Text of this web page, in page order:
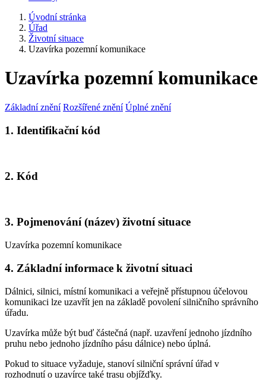
Úvodní stránka
Úřad
Životní situace
Uzavírka pozemní komunikace
Uzavírka pozemní komunikace
Základní znění Rozšířené znění Úplné znění
1. Identifikační kód
2. Kód
3. Pojmenování (název) životní situace
Uzavírka pozemní komunikace
4. Základní informace k životní situaci
Dálnici, silnici, místní komunikaci a veřejně přístupnou účelovou
komunikaci lze uzavřít jen na základě povolení silničního správního
úřadu.
Uzavírka může být buď částečná (např. uzavření jednoho jízdního
pruhu nebo jednoho jízdního pásu dálnice) nebo úplná.
Pokud to situace vyžaduje, stanoví silniční správní úřad v
rozhodnutí o uzavírce také trasu objížďky.